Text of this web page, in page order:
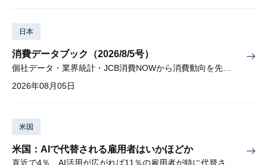
日本
消費データブック（2026/8/5号）
2026年08月05日
米国
米国：AIで代替される雇用者はいかほどか
直近で4％、AI活用が広がれば11％の雇用者が特に代替されやすい